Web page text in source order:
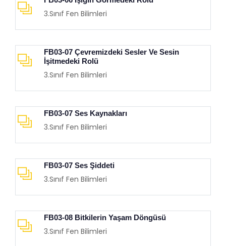
3.Sınıf Fen Bilimleri
FB03-07 Çevremizdeki Sesler Ve Sesin
İşitmedeki Rolü
3.Sınıf Fen Bilimleri
FB03-07 Ses Kaynakları
3.Sınıf Fen Bilimleri
FB03-07 Ses Şiddeti
3.Sınıf Fen Bilimleri
FB03-08 Bitkilerin Yaşam Döngüsü
3.Sınıf Fen Bilimleri